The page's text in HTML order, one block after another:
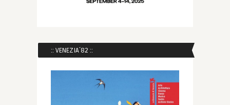
:: VENEZIA´82 ::